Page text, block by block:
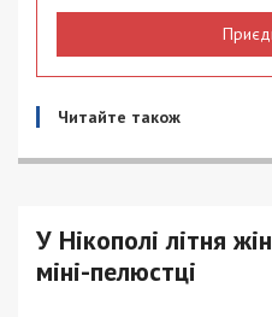
Читайте також
У Нікополі літня
міні-пелюстці